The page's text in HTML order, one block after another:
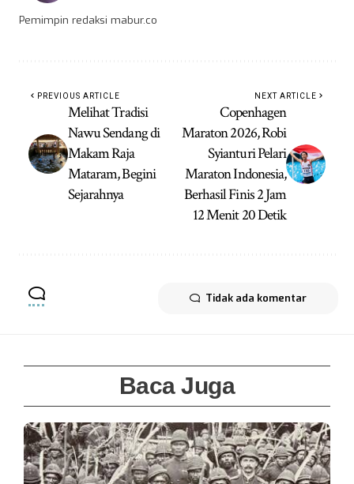
Pemimpin redaksi mabur.co
PREVIOUS ARTICLE
Melihat Tradisi
Nawu Sendang di
Makam Raja
Mataram, Begini
Sejarahnya
NEXT ARTICLE
Copenhagen
Maraton 2026, Robi
Syianturi Pelari
Maraton Indonesia,
Berhasil Finis 2 Jam
12 Menit 20 Detik
Tidak ada komentar
Baca Juga